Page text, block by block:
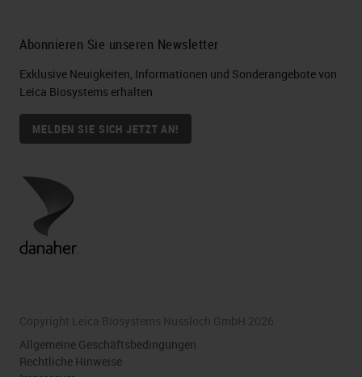
Abonnieren Sie unseren Newsletter
Exklusive Neuigkeiten, Informationen und Sonderangebote von
Leica Biosystems erhalten
MELDEN SIE SICH JETZT AN!
Copyright Leica Biosystems Nussloch GmbH 2026
Allgemeine Geschäftsbedingungen
Rechtliche Hinweise